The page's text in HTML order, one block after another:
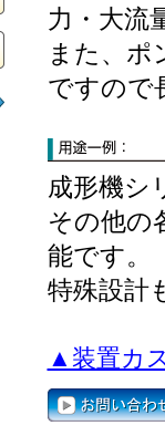
力・大流
また、ポ
ですので
成形機シ
その他の
能です。
特殊設計
▲装置カ